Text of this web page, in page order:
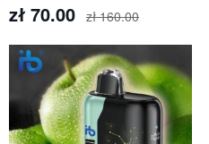
zł 70.00 zł 160.00